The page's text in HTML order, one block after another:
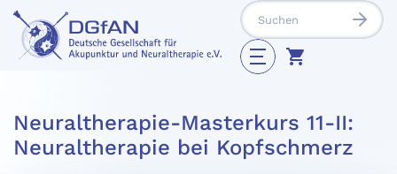
Neuraltherapie-Masterkurs 11-II:
Neuraltherapie bei Kopfschmerz